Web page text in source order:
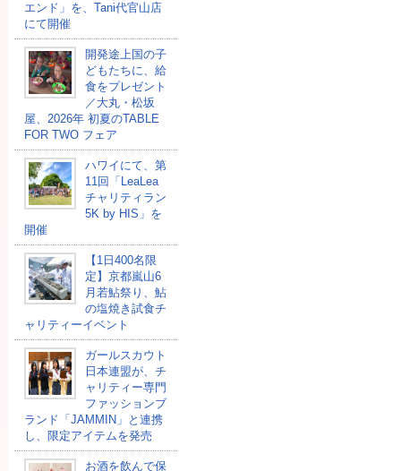
エンド」を、Tani代官山店
にて開催
開発途上国の⼦
どもたちに、給
⾷をプレゼント
／大丸・松坂
屋、2026年 初夏のTABLE
FOR TWO フェア
ハワイにて、第
11回「LeaLea
チャリティラン
5K by HIS」を
開催
【1日400名限
定】京都嵐山6
月若鮎祭り、鮎
の塩焼き試食チ
ャリティーイベント
ガールスカウト
日本連盟が、チ
ャリティー専門
ファッションブ
ランド「JAMMIN」と連携
し、限定アイテムを発売
お酒を飲んで保